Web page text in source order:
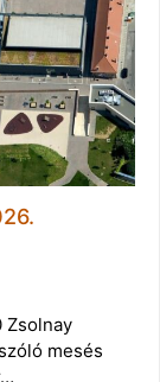
Zsolnay
mesés